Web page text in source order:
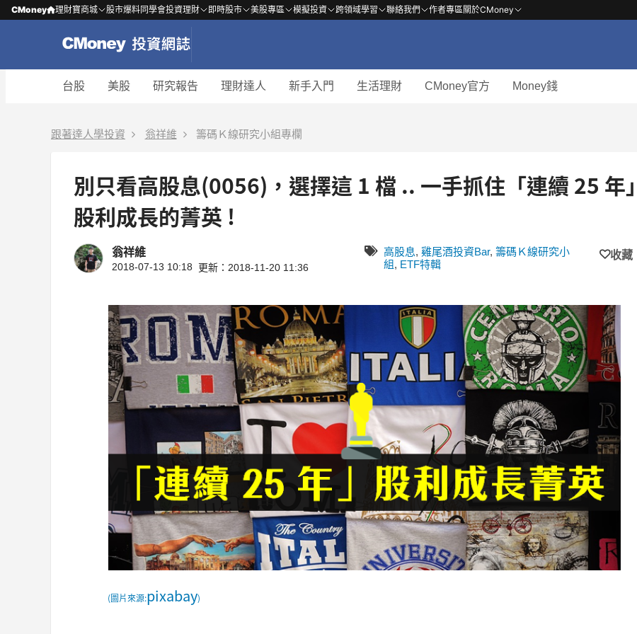
CMoney 理財寶商城 股市爆料同學會投資理財 即時股市 美股專區 模擬投資 跨領域學習 聯絡我們 作者專區關於CMoney
台股 美股 研究報告 理財達人 新手入門 生活理財 CMoney官方 Money錢
跟著達人學投資 翁祥維 籌碼Ｋ線研究小組專欄
別只看高股息(0056)，選擇這 1 檔 .. 一手抓住「連續 25 年」
股利成長的菁英 !
翁祥維
2018-07-13 10:18 更新：2018-11-20 11:36
高股息, 雞尾酒投資Bar, 籌碼Ｋ線研究小
組, ETF特輯
收藏
(圖片來源:pixabay)